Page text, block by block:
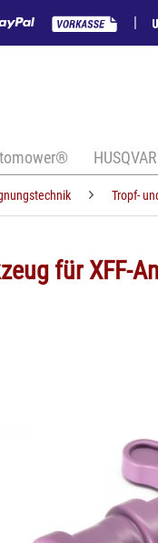
|
Tropf-
für XFF-